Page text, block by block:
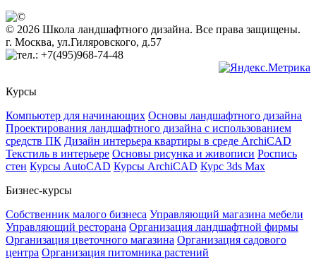
© 2026 Школа ландшафтного дизайна. Все права защищены.
г. Москва, ул.Гиляровского, д.57
+7(495)968-74-48
Курсы
Компьютер для начинающих Основы ландшафтного дизайна
Проектирования ландшафтного дизайна с использованием
средств ПК Дизайн интерьера квартиры в среде ArchiCAD
Текстиль в интерьере Основы рисунка и живописи Роспись
стен Курсы AutoCAD Курсы ArchiCAD Курс 3ds Max
Бизнес-курсы
Собственник малого бизнеса Управляющий магазина мебели
Управляющий ресторана Организация ландшафтной фирмы
Организация цветочного магазина Организация садового
центра Организация питомника растений